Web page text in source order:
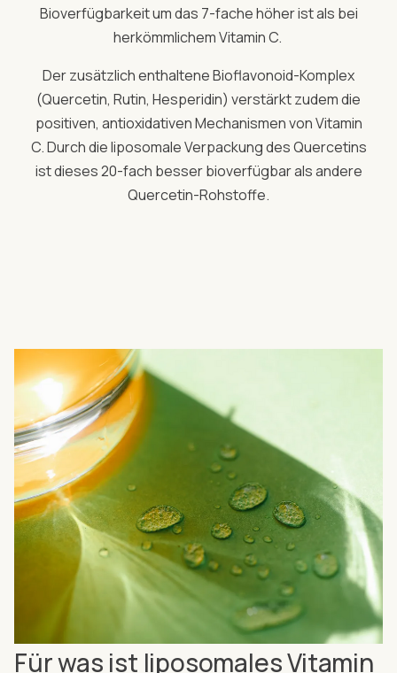
Bioverfügbarkeit um das 7-fache höher ist als bei
herkömmlichem Vitamin C.
Der zusätzlich enthaltene Bioflavonoid-Komplex
(Quercetin, Rutin, Hesperidin) verstärkt zudem die
positiven, antioxidativen Mechanismen von Vitamin
C. Durch die liposomale Verpackung des Quercetins
ist dieses 20-fach besser bioverfügbar als andere
Quercetin-Rohstoffe.
Für was ist liposomales Vitamin